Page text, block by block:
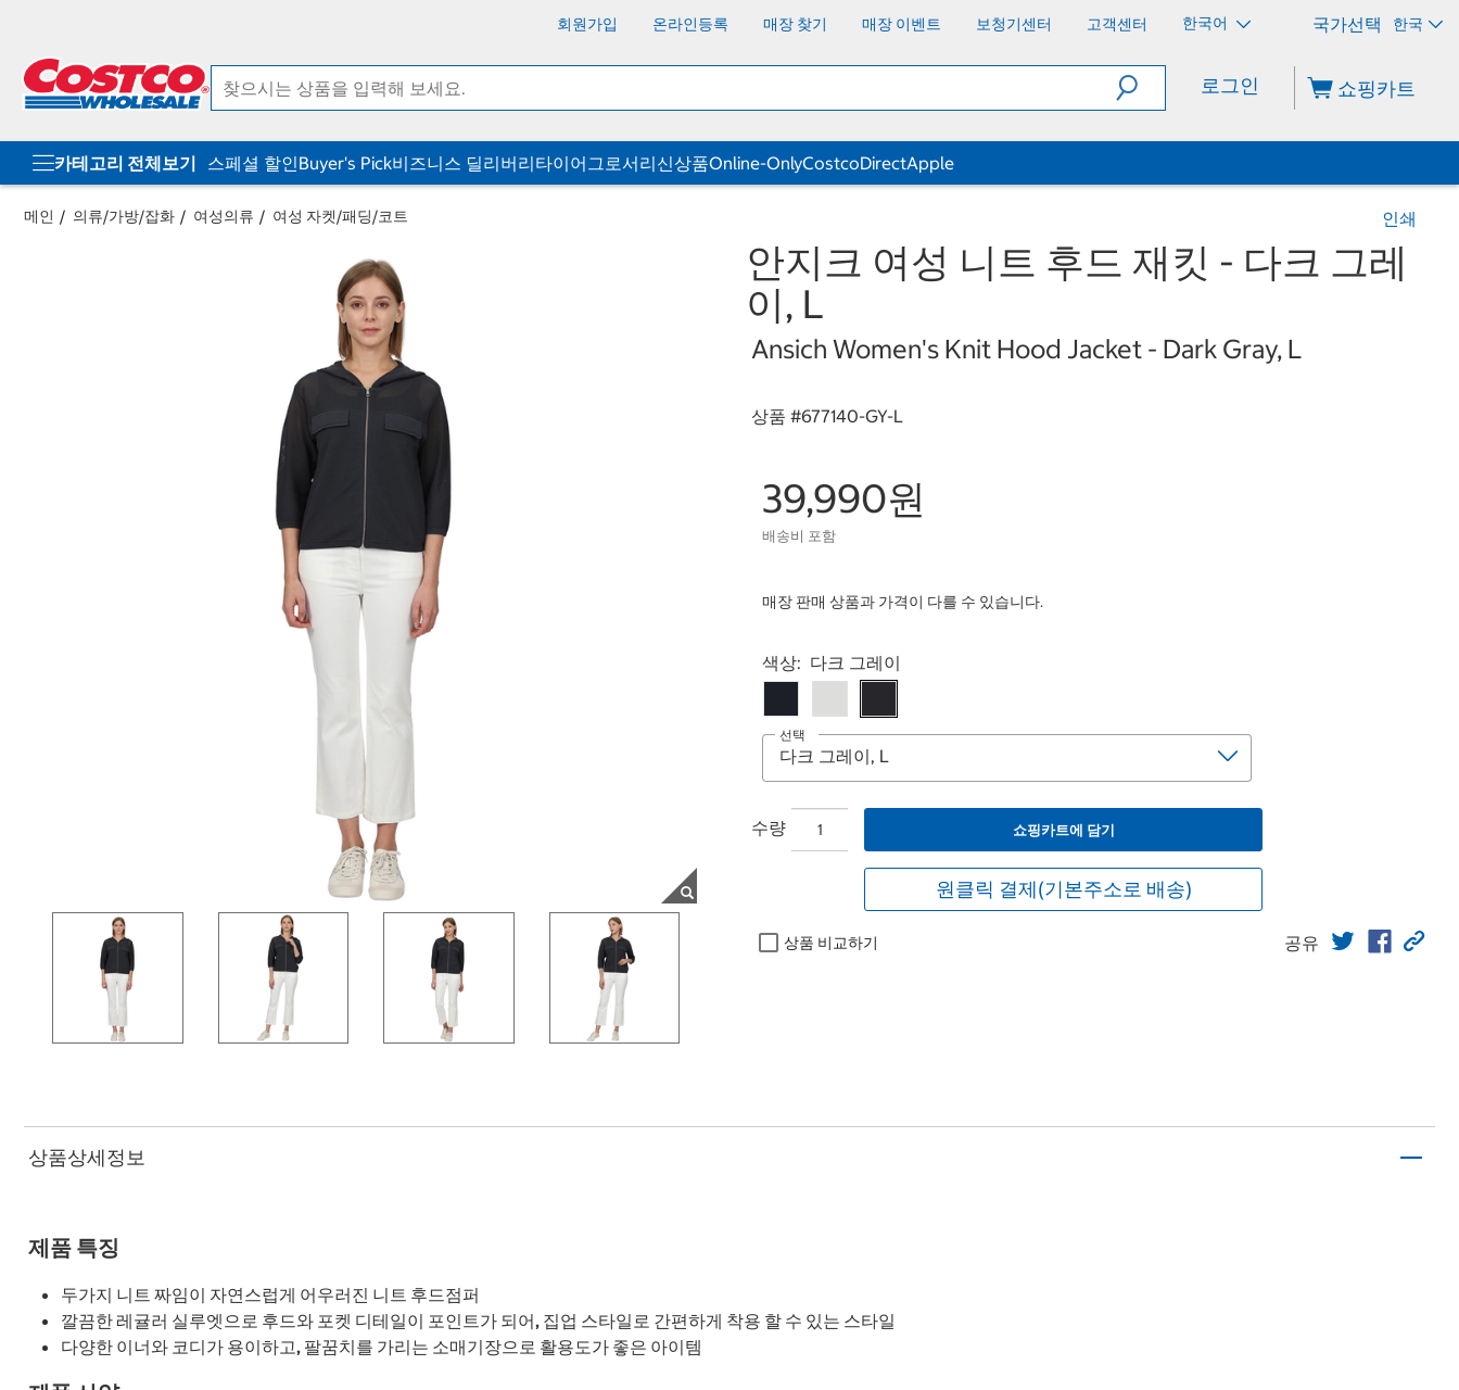
회원가입 온라인등록 매장 찾기 매장 이벤트 보청기센터 고객센터 한국어 한국
로그인 쇼핑카트
카테고리 전체보기 스페셜 할인Buyer's Pick비즈니스 딜리버리타이어그로서리신상품Online-OnlyCostcoDirectApple
메인 의류/가방/잡화 여성의류 여성 자켓/패딩/코트 인쇄
안지크 여성 니트 후드 재킷 - 다크 그레
이, L
Ansich Women's Knit Hood Jacket - Dark Gray, L
상품 #677140-GY-L
39,990원
배송비 포함
매장 판매 상품과 가격이 다를 수 있습니다.
Select product
색상: 다크 그레이
선택
수량 쇼핑카트에 담기
원클릭 결제(기본주소로 배송)
상품 비교하기 공유
상품상세정보
제품 특징
두가지 니트 짜임이 자연스럽게 어우러진 니트 후드점퍼
깔끔한 레귤러 실루엣으로 후드와 포켓 디테일이 포인트가 되어, 집업 스타일로 간편하게 착용 할 수 있는 스타일
다양한 이너와 코디가 용이하고, 팔꿈치를 가리는 소매기장으로 활용도가 좋은 아이템